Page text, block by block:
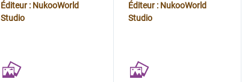
Éditeur : NukooWorld
Studio
Éditeur : NukooWorld
Studio